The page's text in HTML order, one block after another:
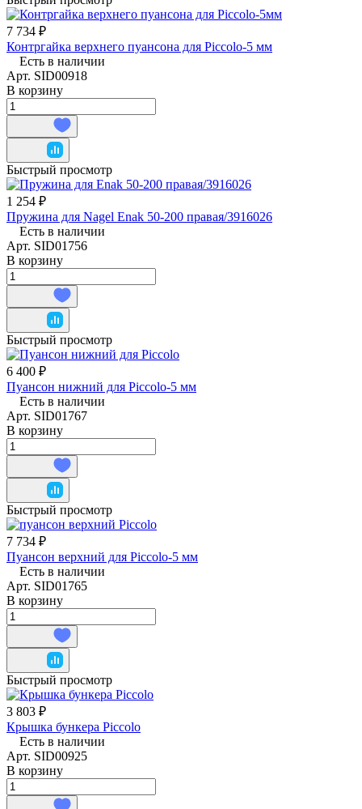
7 734 ₽
Контргайка верхнего пуансона для Piccolo-5 мм
Есть в наличии
Арт. SID00918
В корзину
Быстрый просмотр
1 254 ₽
Пружина для Nagel Enak 50-200 правая/3916026
Есть в наличии
Арт. SID01756
В корзину
Быстрый просмотр
6 400 ₽
Пуансон нижний для Piccolo-5 мм
Есть в наличии
Арт. SID01767
В корзину
Быстрый просмотр
7 734 ₽
Пуансон верхний для Piccolo-5 мм
Есть в наличии
Арт. SID01765
В корзину
Быстрый просмотр
3 803 ₽
Крышка бункера Piccolo
Есть в наличии
Арт. SID00925
В корзину